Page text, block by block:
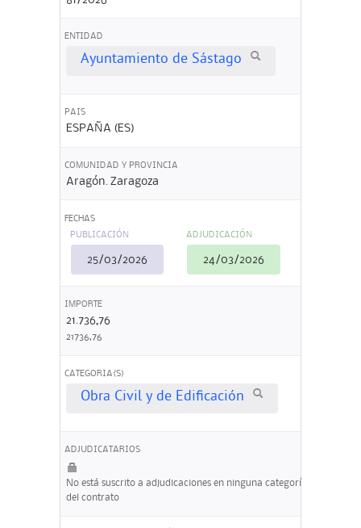
ENTIDAD
Ayuntamiento de Sástago
PAIS
ESPAÑA (ES)
COMUNIDAD Y PROVINCIA
Aragón. Zaragoza
FECHAS
PUBLICACIÓN
25/03/2026
ADJUDICACIÓN
24/03/2026
IMPORTE
21.736,76
21736,76
CATEGORIA(S)
Obra Civil y de Edificación
ADJUDICATARIOS
No está suscrito a adjudicaciones en ninguna categoría
del contrato